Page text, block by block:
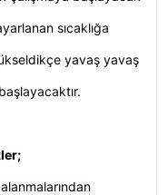
sıcaklığa
yavaş yavaş